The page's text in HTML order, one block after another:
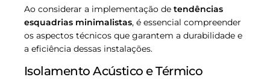
Ao considerar a implementação de tendências
esquadrias minimalistas, é essencial compreender
os aspectos técnicos que garantem a durabilidade e
a eficiência dessas instalações.
Isolamento Acústico e Térmico